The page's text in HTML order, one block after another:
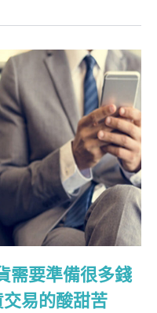
需要準備很多錢
易的酸甜苦